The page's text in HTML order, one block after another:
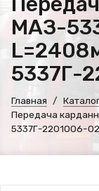
МАЗ-
5337Г-
Главная
Передача
5337Г-2201006-